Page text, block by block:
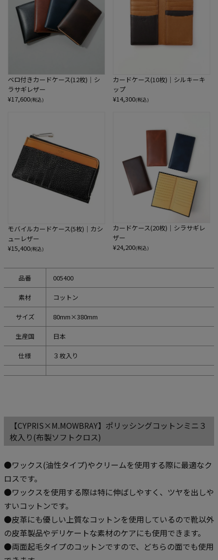
ベロ付きカードケース(12枚)｜シ
ラサギレザー
¥17,600(税込)
カードケース(10枚)｜シルキーキ
ップ
¥14,300(税込)
モバイルカードケース(5枚)｜カシ
ューレザー
¥15,400(税込)
カードケース(20枚)｜シラサギレ
ザー
¥24,200(税込)
品番 005400
素材 コットン
サイズ 80mm×380mm
生産国 日本
仕様 ３枚入り
【CYPRIS×M.MOWBRAY】ポリッシングコットンミニ３
枚入り(布製ソフトクロス)
●ワックス(油性タイプ)やクリームを使用する際に最適なク
ロスです。
●ワックスを使用する際は特に伸ばしやすく、ツヤを出しや
すいコットンです。
●皮革にも優しい上質なコットンを使用しているので靴以外
の皮革製品やデリケートな素材のケアにも使用できます。
●両面起毛タイプのコットンですので、どちらの面でも使用